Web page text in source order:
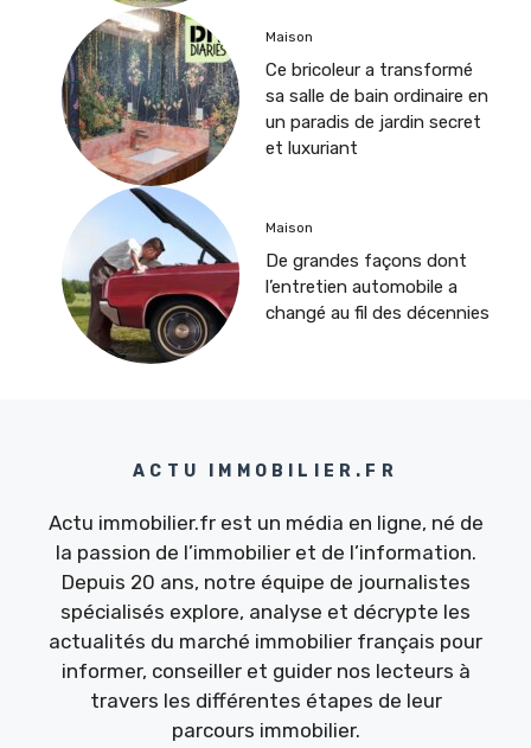
Maison
Ce bricoleur a transformé
sa salle de bain ordinaire en
un paradis de jardin secret
et luxuriant
Maison
De grandes façons dont
l’entretien automobile a
changé au fil des décennies
ACTU IMMOBILIER.FR
Actu immobilier.fr est un média en ligne, né de
la passion de l’immobilier et de l’information.
Depuis 20 ans, notre équipe de journalistes
spécialisés explore, analyse et décrypte les
actualités du marché immobilier français pour
informer, conseiller et guider nos lecteurs à
travers les différentes étapes de leur
parcours immobilier.